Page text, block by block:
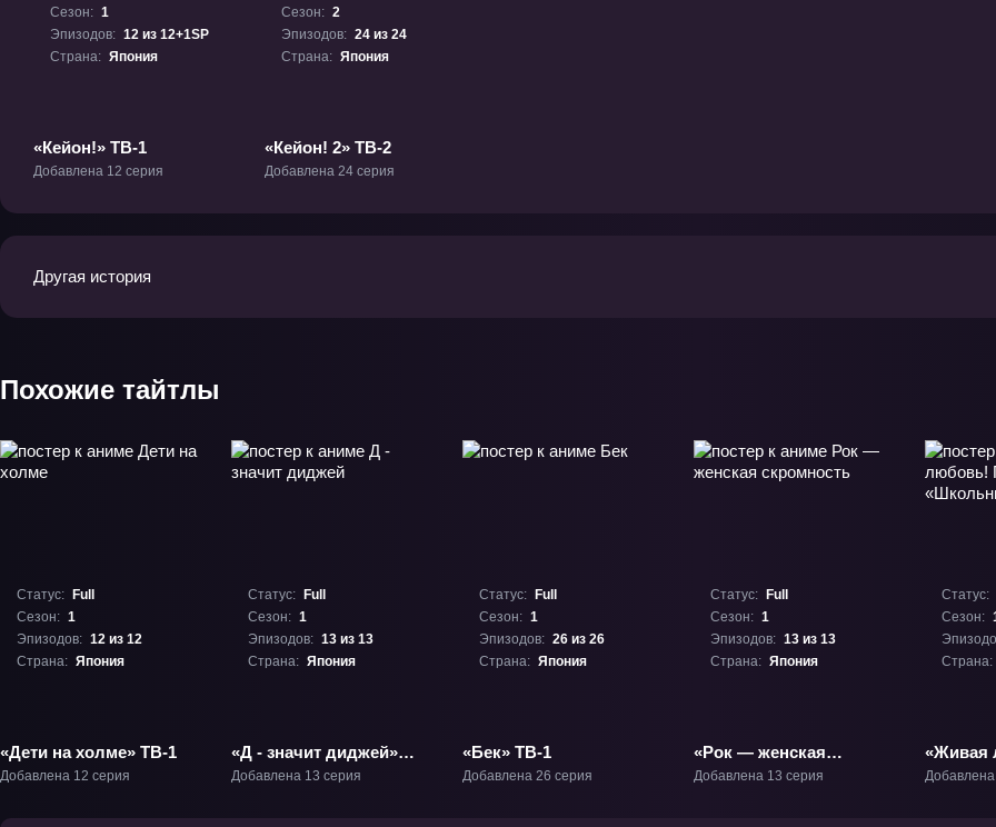
Сезон: 1
Эпизодов: 12 из 12+1SP
Страна: Япония
«Кейон!» ТВ-1
Добавлена 12 серия
Сезон: 2
Эпизодов: 24 из 24
Страна: Япония
«Кейон! 2» ТВ-2
Добавлена 24 серия
Другая история
Похожие тайтлы
Статус:
Full
Сезон: 1
Эпизодов: 12 из 12
Страна: Япония
«Дети на холме» ТВ-1
Добавлена 12 серия
Статус:
Full
Сезон: 1
Эпизодов: 13 из 13
Страна: Япония
«Д - значит диджей»
ТВ-1
Добавлена 13 серия
Статус:
Full
Сезон: 1
Эпизодов: 26 из 26
Страна: Япония
«Бек» ТВ-1
Добавлена 26 серия
Статус:
Full
Сезон: 1
Эпизодов: 13 из 13
Страна: Япония
«Рок — женская
скромность» ТВ-1
Добавлена 13 серия
Статус:
Сезон:
Страна:
«Живая
Проект